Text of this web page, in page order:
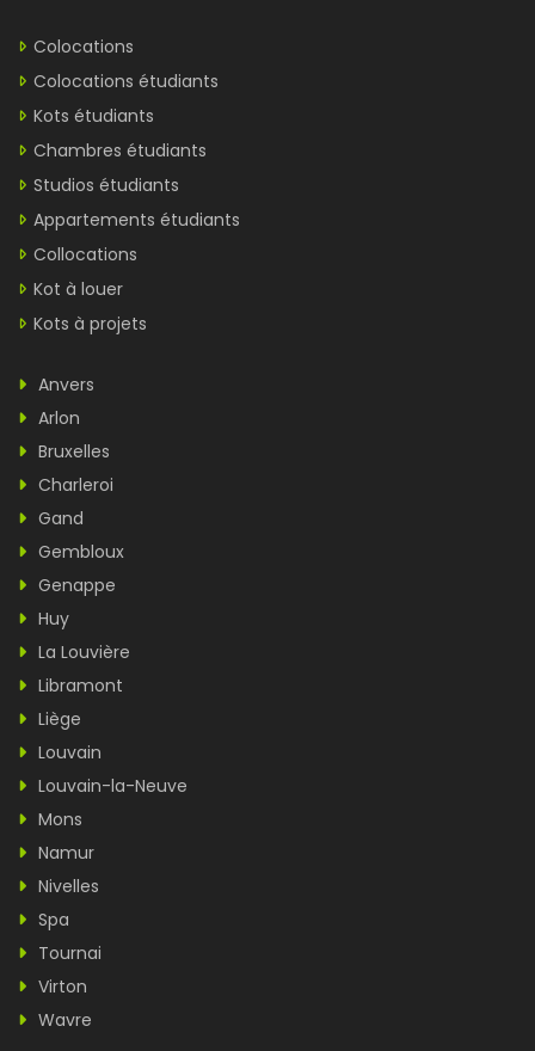
Colocations
Colocations étudiants
Kots étudiants
Chambres étudiants
Studios étudiants
Appartements étudiants
Collocations
Kot à louer
Kots à projets
Anvers
Arlon
Bruxelles
Charleroi
Gand
Gembloux
Genappe
Huy
La Louvière
Libramont
Liège
Louvain
Louvain-la-Neuve
Mons
Namur
Nivelles
Spa
Tournai
Virton
Wavre